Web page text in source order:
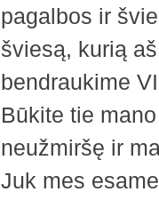
pagalbos ir
šviesą, kurią
bendraukime
Būkite tie
neužmiršę ir
Juk mes